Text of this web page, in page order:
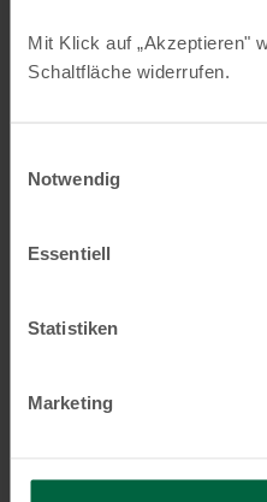
Mit Klick auf „Akzeptieren"
Schaltfläche widerrufen.
Notwendig
Essentiell
Statistiken
Marketing